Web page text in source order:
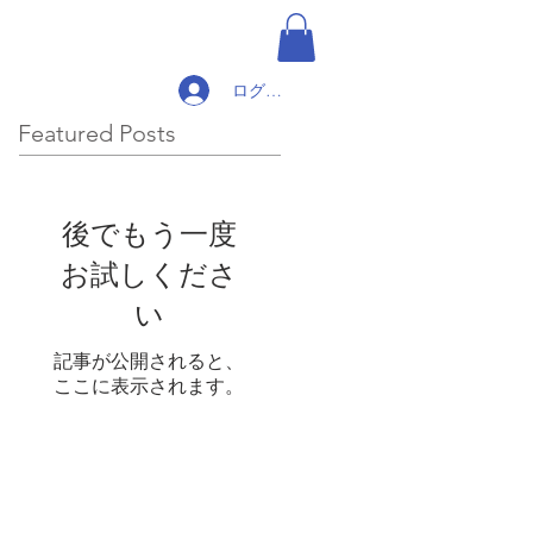
ログイン
Featured Posts
後でもう一度
お試しくださ
い
記事が公開されると、
ここに表示されます。